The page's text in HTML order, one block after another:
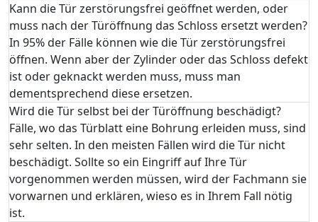
Kann die Tür zerstörungsfrei geöffnet werden, oder
muss nach der Türöffnung das Schloss ersetzt werden?
In 95% der Fälle können wie die Tür zerstörungsfrei
öffnen. Wenn aber der Zylinder oder das Schloss defekt
ist oder geknackt werden muss, muss man
dementsprechend diese ersetzen.
Wird die Tür selbst bei der Türöffnung beschädigt?
Fälle, wo das Türblatt eine Bohrung erleiden muss, sind
sehr selten. In den meisten Fällen wird die Tür nicht
beschädigt. Sollte so ein Eingriff auf Ihre Tür
vorgenommen werden müssen, wird der Fachmann sie
vorwarnen und erklären, wieso es in Ihrem Fall nötig
ist.